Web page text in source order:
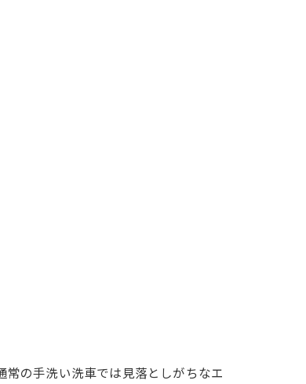
の手洗い洗車では見落としがちなエ